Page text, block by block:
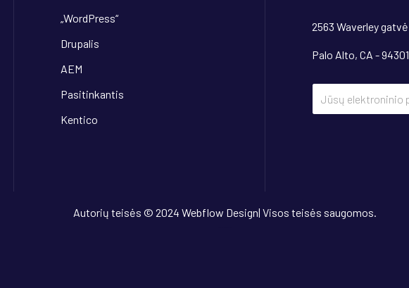
„WordPress“
Drupalis
AEM
Pasitinkantis
Kentico
2563 Waverley gatvė
Palo Alto, CA - 94301
Autorių teisės © 2024 Webflow Design| Visos teisės saugomos.